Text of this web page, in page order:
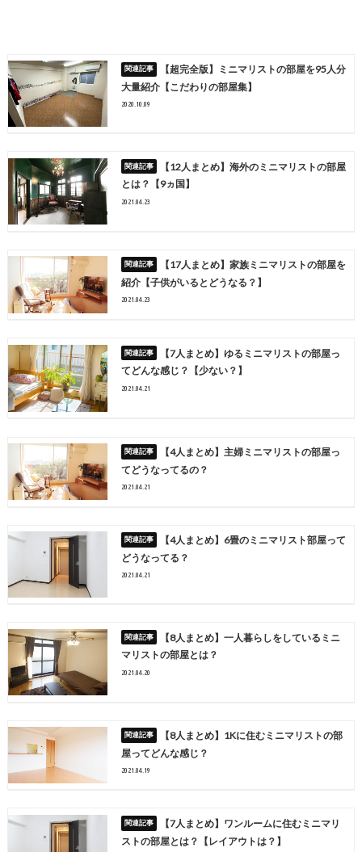
【超完全版】ミニマリストの部屋を95人分
大量紹介【こだわりの部屋集】
2020.10.09
【12人まとめ】海外のミニマリストの部屋
とは？【9ヵ国】
2021.04.23
【17人まとめ】家族ミニマリストの部屋を
紹介【子供がいるとどうなる？】
2021.04.23
【7人まとめ】ゆるミニマリストの部屋っ
てどんな感じ？【少ない？】
2021.04.21
【4人まとめ】主婦ミニマリストの部屋っ
てどうなってるの？
2021.04.21
【4人まとめ】6畳のミニマリスト部屋って
どうなってる？
2021.04.21
【8人まとめ】一人暮らしをしているミニ
マリストの部屋とは？
2021.04.20
【8人まとめ】1Kに住むミニマリストの部
屋ってどんな感じ？
2021.04.19
【7人まとめ】ワンルームに住むミニマリ
ストの部屋とは？【レイアウトは？】